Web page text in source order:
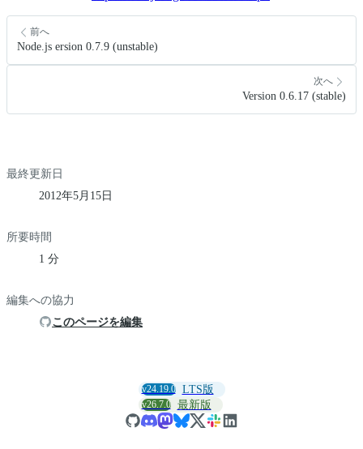
前へ
Node.js ersion 0.7.9 (unstable)
次へ
Version 0.6.17 (stable)
最終更新日
2012年5月15日
所要時間
1 分
編集への協力
このページを編集
v24.19.0 LTS版
v26.7.0 最新版